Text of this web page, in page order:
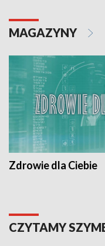
MAGAZYNY
Zdrowie dla Ciebie
CZYTAMY